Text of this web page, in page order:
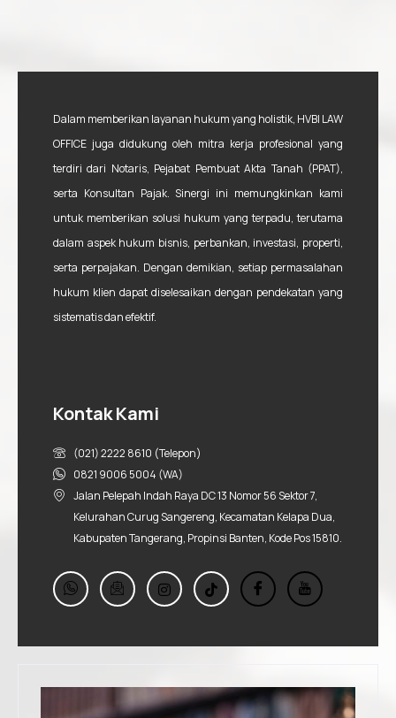
Dalam memberikan layanan hukum yang holistik, HVBI LAW
OFFICE juga didukung oleh mitra kerja profesional yang
terdiri dari Notaris, Pejabat Pembuat Akta Tanah (PPAT),
serta Konsultan Pajak. Sinergi ini memungkinkan kami
untuk memberikan solusi hukum yang terpadu, terutama
dalam aspek hukum bisnis, perbankan, investasi, properti,
serta perpajakan. Dengan demikian, setiap permasalahan
hukum klien dapat diselesaikan dengan pendekatan yang
sistematis dan efektif.
Kontak Kami
(021) 2222 8610 (Telepon)
0821 9006 5004 (WA)
Jalan Pelepah Indah Raya DC 13 Nomor 56 Sektor 7,
Kelurahan Curug Sangereng, Kecamatan Kelapa Dua,
Kabupaten Tangerang, Propinsi Banten, Kode Pos 15810.